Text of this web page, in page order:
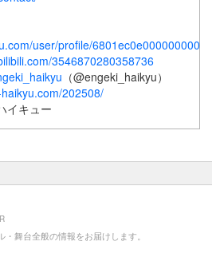
user/profile/
3546870280358736
（@engeki_haikyu）
202508/
イキュー
舞台全般の情報をお届けします。